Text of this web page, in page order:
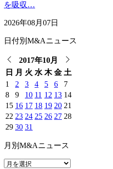
を吸収…
2026年08月07日
日付別M&Aニュース
2017年10月
日
月 火 水 木 金 土
1
2 3 4 5 6
7
8
9 10 11 12 13 14
15 16 17 18 19 20 21
22 23 24 25 26 27 28
29 30 31
月別M&Aニュース